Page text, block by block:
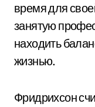
время для
занятую
находить
жизнью.
Фридрихсон